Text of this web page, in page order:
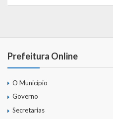
Prefeitura Online
O Município
Governo
Secretarias